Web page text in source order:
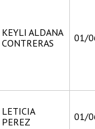
KEYLI ALDANA
CONTRERAS
01/
LETICIA
PEREZ
01/